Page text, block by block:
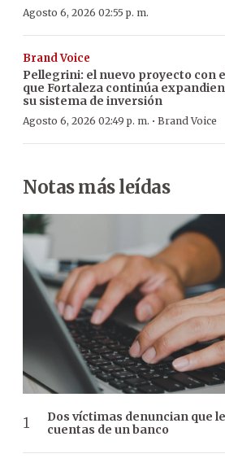
Agosto 6, 2026 02:55 p. m.
Brand Voice
Pellegrini: el nuevo proyecto con
que Fortaleza continúa
su sistema de inversión
Agosto 6, 2026 02:49 p. m. · Brand Voice
Notas más leídas
Dos víctimas denuncian que
cuentas de un banco